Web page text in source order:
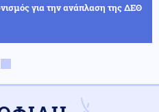
για την ανάπλαση της ΔΕΘ